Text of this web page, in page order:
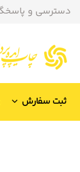
دسترسی و
ثبت سفارش